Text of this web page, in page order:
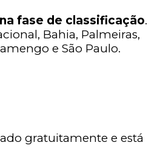
fase de classificação.
Bahia, Palmeiras,
e São Paulo.
gratuitamente e está